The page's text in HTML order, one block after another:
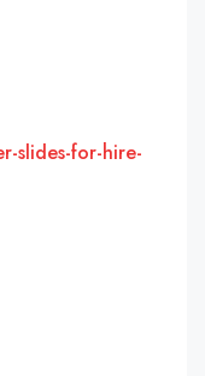
slides-for-hire-